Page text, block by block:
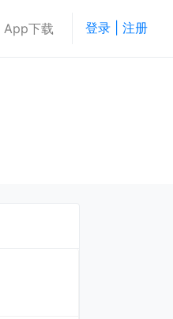
App下载 登录 | 注册